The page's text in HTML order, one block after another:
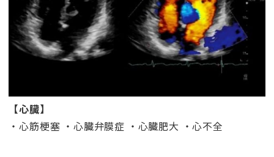
【心臓】
・心筋梗塞 ・心臓弁膜症 ・心臓肥大 ・心不全